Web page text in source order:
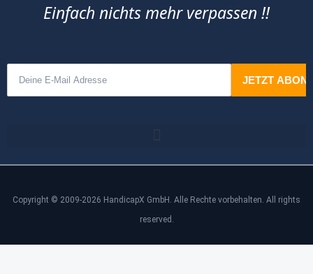
Einfach nichts mehr verpassen !!
Copyright © 2009-2026 HandicapX GmbH. Alle Rechte vorbehalten. All rights
reserved.